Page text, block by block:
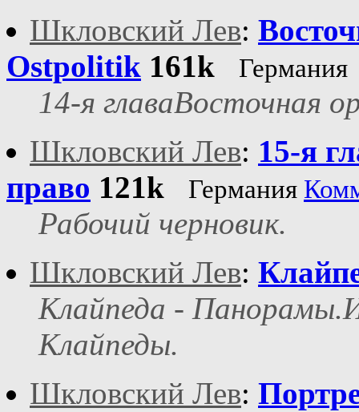
Шкловский Лев:
Ostpolitik 161k Германия
14-я главаВосточная
Шкловский Лев: 15-я
право 121k Германия
Рабочий черновик.
Шкловский Лев:
Клайпеда -
Клайпеды.
Шкловский Лев: